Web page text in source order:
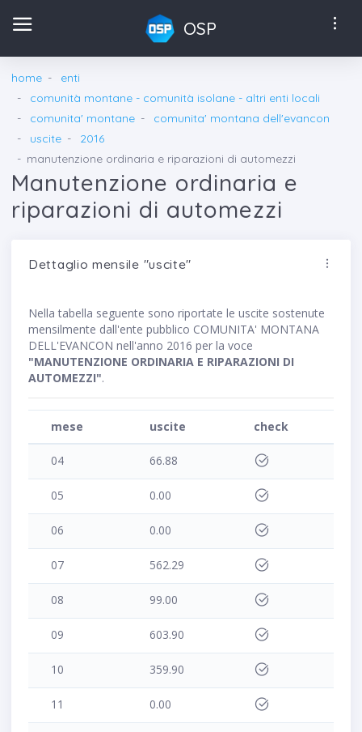
OSP
home
enti
comunità montane - comunità isolane - altri enti locali
comunita' montane
comunita' montana dell'evancon
uscite
2016
manutenzione ordinaria e riparazioni di automezzi
Manutenzione ordinaria e
riparazioni di automezzi
Dettaglio mensile "uscite"
Nella tabella seguente sono riportate le uscite sostenute
mensilmente dall'ente pubblico COMUNITA' MONTANA
DELL'EVANCON nell'anno 2016 per la voce
"MANUTENZIONE ORDINARIA E RIPARAZIONI DI
AUTOMEZZI".
mese uscite check
04 66.88
05 0.00
06 0.00
07 562.29
08 99.00
09 603.90
10 359.90
11 0.00